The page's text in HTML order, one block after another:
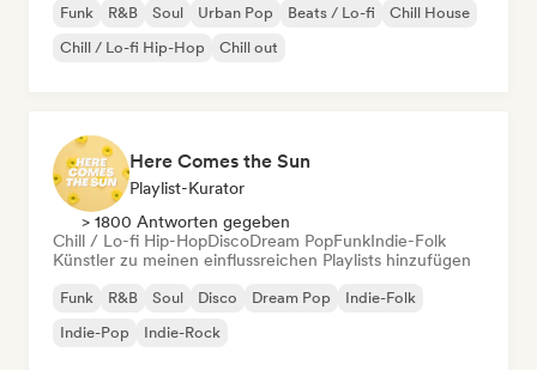
Funk R&B Soul Urban Pop Beats / Lo-fi
Chill House
Chill / Lo-fi Hip-Hop
Chill out
Here Comes the Sun
Playlist-Kurator
> 1800 Antworten gegeben
Chill / Lo-fi Hip-HopDiscoDream PopFunkIndie-Folk
Künstler zu meinen einflussreichen Playlists hinzufügen
Funk R&B Soul Disco Dream Pop
Indie-Folk
Indie-Pop
Indie-Rock